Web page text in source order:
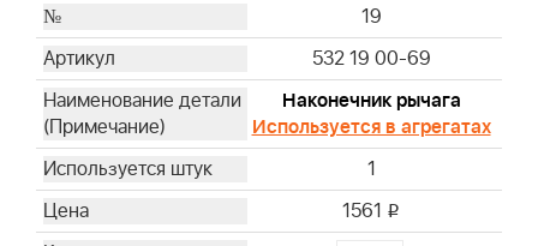
19
532 19 00-69
Наконечник рычага
Используется в агрегатах
1
1561 i